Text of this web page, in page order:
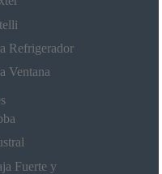
Refrigerador
Ventana
Fuerte y